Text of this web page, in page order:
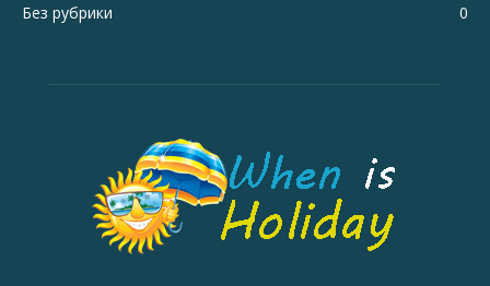
Без рубрики
0